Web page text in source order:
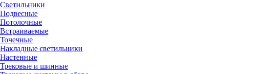
Светильники
Подвесные
Потолочные
Встраиваемые
Точечные
Накладные светильники
Настенные
Трековые и шинные